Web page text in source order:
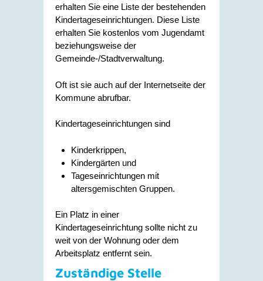
erhalten Sie eine Liste der bestehenden
Kindertageseinrichtungen. Diese Liste
erhalten Sie kostenlos vom Jugendamt
beziehungsweise der
Gemeinde-/Stadtverwaltung.
Oft ist sie auch auf der Internetseite der
Kommune abrufbar.
Kindertageseinrichtungen sind
Kinderkrippen,
Kindergärten und
Tageseinrichtungen mit
altersgemischten Gruppen.
Ein Platz in einer
Kindertageseinrichtung sollte nicht zu
weit von der Wohnung oder dem
Arbeitsplatz entfernt sein.
Zuständige Stelle